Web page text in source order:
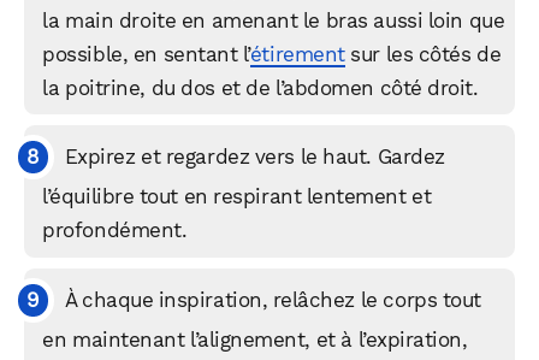
la main droite en amenant le bras aussi loin que
possible, en sentant l’étirementsur les côtés de
la poitrine, du dos et de l’abdomen côté droit.
Expirez et regardez vers le haut. Gardez
l’équilibre tout en respirant lentement et
profondément.
À chaque inspiration, relâchez le corps tout
en maintenant l’alignement, et à l’expiration,